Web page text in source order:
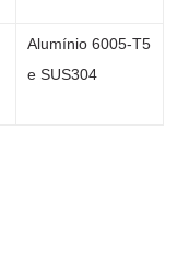
Alumínio 6005-T5
e SUS304